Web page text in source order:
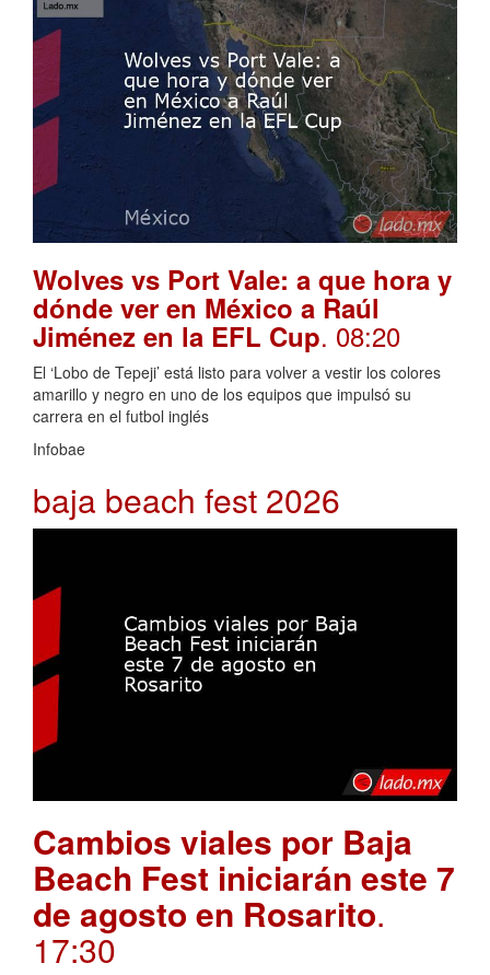
Wolves vs Port Vale: a que hora y
dónde ver en México a Raúl
Jiménez en la EFL Cup. 08:20
El ‘Lobo de Tepeji’ está listo para volver a vestir los colores
amarillo y negro en uno de los equipos que impulsó su
carrera en el futbol inglés
Infobae
baja beach fest 2026
Cambios viales por Baja
Beach Fest iniciarán este 7
de agosto en Rosarito.
17:30